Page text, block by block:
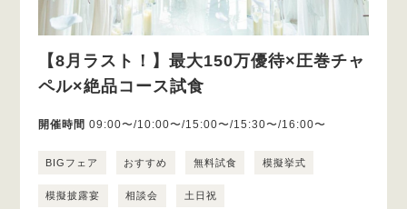
【8月ラスト！】最大150万優待×圧巻チャ
ペル×絶品コース試食
開催時間 09:00〜/10:00〜/15:00〜/15:30〜/16:00〜
BIGフェア おすすめ 無料試食 模擬挙式
模擬披露宴 相談会 土日祝